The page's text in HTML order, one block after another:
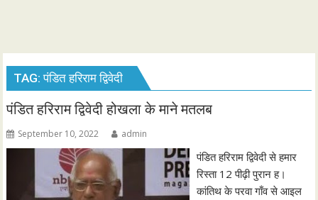
TAG:पंडित हरिराम द्विवेदी
पंडित हरिराम द्विवेदी होखला के माने मतलब
September 10, 2022 admin
पंडित हरिराम द्विवेदी से हमार
रिस्ता 12 पीढ़ी पुरान ह।
कांतिथ के परवा गाँव से आइल